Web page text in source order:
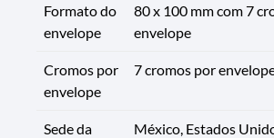
Formato do
envelope
80 x 100 mm com 7
envelope
Cromos por
envelope
7 cromos por
Sede da
México, Estados